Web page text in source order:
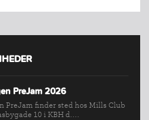
PreJam 2026
PreJam finder sted hos Mills Club
10 i KBH d....